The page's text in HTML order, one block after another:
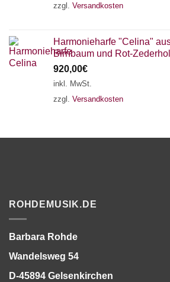
zzgl. Versandkosten
Harmonieharfe "Celina"
Birnbaum und Rot-
920,00€
inkl. MwSt.
zzgl. Versandkosten
ROHDEMUSIK.DE
Barbara Rohde
Wandelsweg 54
D-45894 Gelsenkirchen